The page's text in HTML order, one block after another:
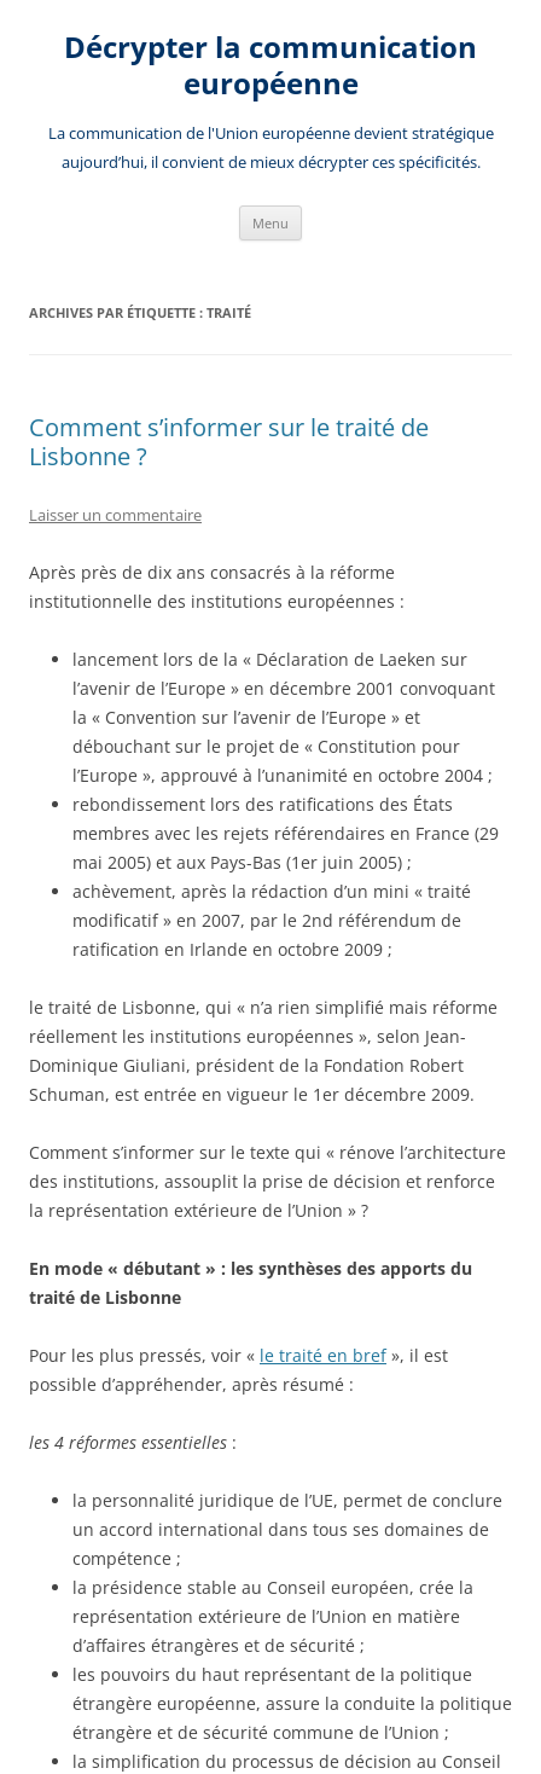
contenuDécrypter la communication
européenne
La communication de l'Union européenne devient stratégique
aujourd’hui, il convient de mieux décrypter ces spécificités.
Menu
ARCHIVES PAR ÉTIQUETTE : TRAITÉ
Comment s’informer sur le traité de
Lisbonne ?
Laisser un commentaire
Après près de dix ans consacrés à la réforme
institutionnelle des institutions européennes :
lancement lors de la « Déclaration de Laeken sur
l’avenir de l’Europe » en décembre 2001 convoquant
la « Convention sur l’avenir de l’Europe » et
débouchant sur le projet de « Constitution pour
l’Europe », approuvé à l’unanimité en octobre 2004 ;
rebondissement lors des ratifications des États
membres avec les rejets référendaires en France (29
mai 2005) et aux Pays-Bas (1er juin 2005) ;
achèvement, après la rédaction d’un mini « traité
modificatif » en 2007, par le 2nd référendum de
ratification en Irlande en octobre 2009 ;
le traité de Lisbonne, qui « n’a rien simplifié mais réforme
réellement les institutions européennes », selon Jean-
Dominique Giuliani, président de la Fondation Robert
Schuman, est entrée en vigueur le 1er décembre 2009.
Comment s’informer sur le texte qui « rénove l’architecture
des institutions, assouplit la prise de décision et renforce
la représentation extérieure de l’Union » ?
En mode « débutant » : les synthèses des apports du
traité de Lisbonne
Pour les plus pressés, voir « le traité en bref», il est
possible d’appréhender, après résumé :
les 4 réformes essentielles :
la personnalité juridique de l’UE, permet de conclure
un accord international dans tous ses domaines de
compétence ;
la présidence stable au Conseil européen, crée la
représentation extérieure de l’Union en matière
d’affaires étrangères et de sécurité ;
les pouvoirs du haut représentant de la politique
étrangère européenne, assure la conduite la politique
étrangère et de sécurité commune de l’Union ;
la simplification du processus de décision au Conseil